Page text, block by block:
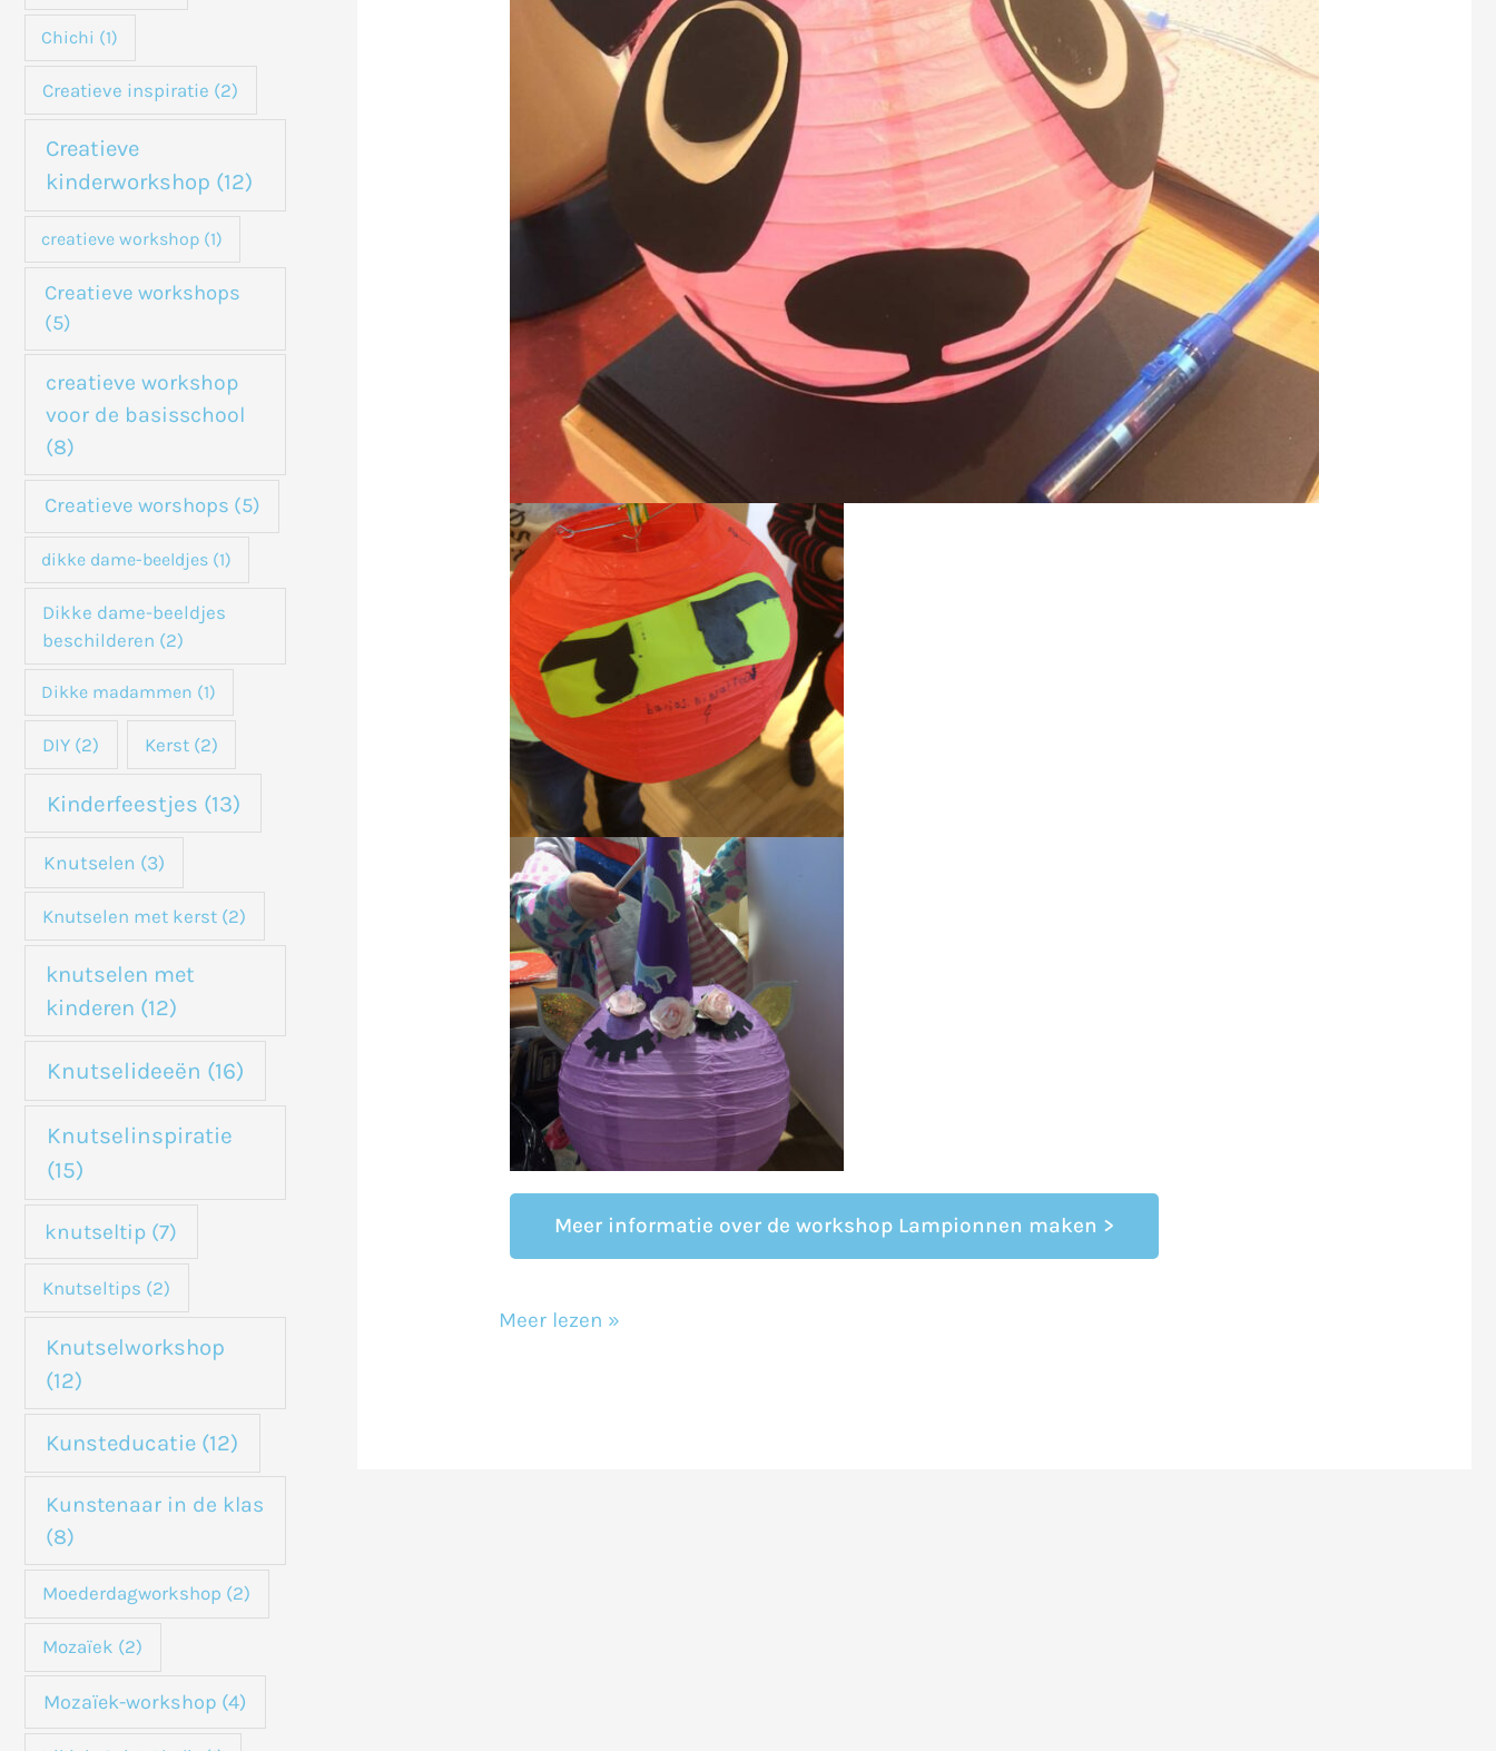
Chichi (1)
Creatieve inspiratie (2)
Creatieve
kinderworkshop (12)
creatieve workshop (1)
Creatieve workshops
(5)
creatieve workshop
voor de basisschool
(8)
Creatieve worshops (5)
dikke dame-beeldjes (1)
Dikke dame-beeldjes
beschilderen (2)
Dikke madammen (1)
DIY (2) Kerst(2)
Kinderfeestjes (13)
Knutselen (3)
Knutselen met kerst (2)
knutselen met
kinderen (12)
Knutselideeën (16)
Knutselinspiratie
(15)
knutseltip (7)
Knutseltips (2)
Knutselworkshop
(12)
Kunsteducatie (12)
Kunstenaar in de klas
(8)
Moederdagworkshop (2)
Mozaïek (2)
Mozaïek-workshop (4)
Meer informatie over de workshop Lampionnen maken >
Meer lezen »